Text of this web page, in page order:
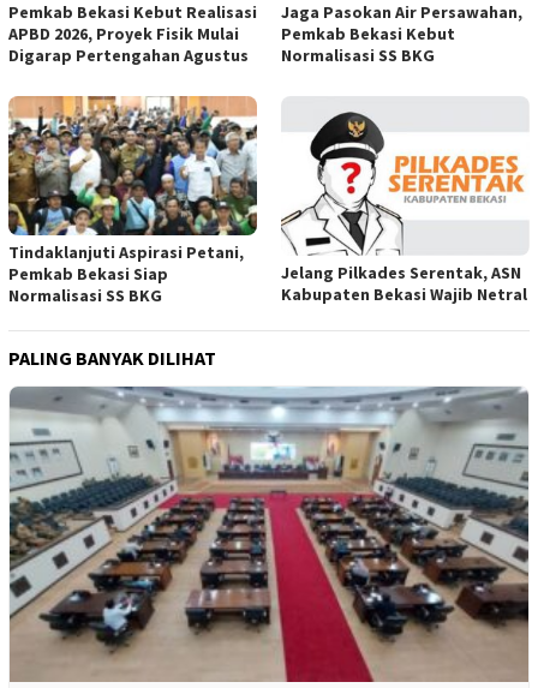
Pemkab Bekasi Kebut Realisasi
APBD 2026, Proyek Fisik Mulai
Digarap Pertengahan Agustus
Jaga Pasokan Air Persawahan,
Pemkab Bekasi Kebut
Normalisasi SS BKG
Tindaklanjuti Aspirasi Petani,
Pemkab Bekasi Siap
Normalisasi SS BKG
Jelang Pilkades Serentak, ASN
Kabupaten Bekasi Wajib Netral
PALING BANYAK DILIHAT